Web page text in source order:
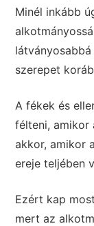
Minél inkább
szerepet
A fékek és
félteni, amikor
akkor, amikor
ereje teljében
Ezért kap
mert az